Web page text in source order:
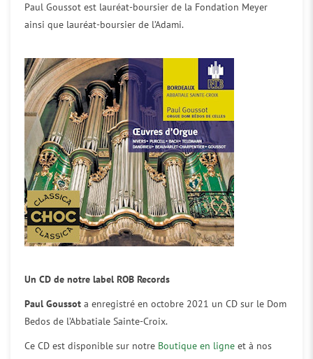
Paul Goussot est lauréat-boursier de la Fondation Meyer
ainsi que lauréat-boursier de l’Adami.
Un CD de notre label ROB Records
Paul Goussot a enregistré en octobre 2021 un CD sur le Dom
Bedos de l’Abbatiale Sainte-Croix.
Ce CD est disponible sur notre Boutique en ligne et à nos